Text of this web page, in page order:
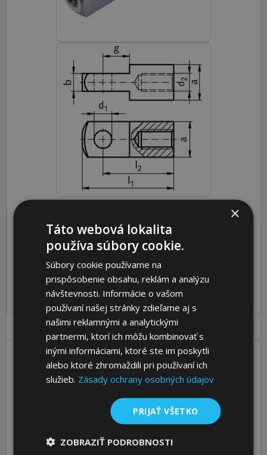
Zobraziť
Objednávací kód:63761300
Pre pridanie produktu do košíka sa prosímprihláste
Parametre Ceny
Thread Type
rechts
27
14
d1 [mm]
×
Táto webová lokalita
používa súbory cookie.
Súbory cookie používame na
prispôsobenie obsahu, reklám a analýzu
návštevnosti. Informácie o vašom
používaní našej stránky zdieľame aj s
našimi reklamnými a analytickými
partnermi, ktorí ich môžu kombinovať s
inými informáciami, ktoré ste im poskytli
alebo ktoré zhromaždili pri používaní ich
služieb. Zásady ochrany osobných údajov
PRIJAŤ VŠETKO
ZOBRAZIŤ PODROBNOSTI